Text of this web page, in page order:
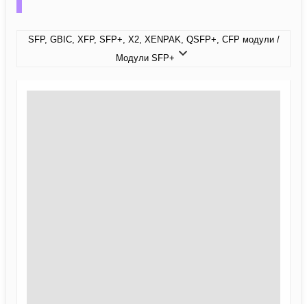
SFP, GBIC, XFP, SFP+, X2, XENPAK, QSFP+, CFP модули /
Модули SFP+